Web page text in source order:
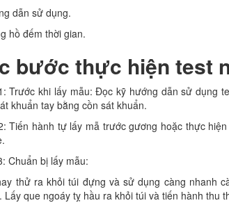
dẫn sử dụng.
hồ đếm thời gian.
bước thực hiện test
Trước khi lấy mẫu: Đọc kỹ hướng dẫn sử dụng
khuẩn tay bằng cồn sát khuẩn.
Tiến hành tự lấy mẫ trước gương hoặc thực
Chuẩn bị lấy mẫu:
thử ra khỏi túi đựng và sử dụng càng nhanh
Lấy que ngoáy tỵ hầu ra khỏi túi và tiến hành thu